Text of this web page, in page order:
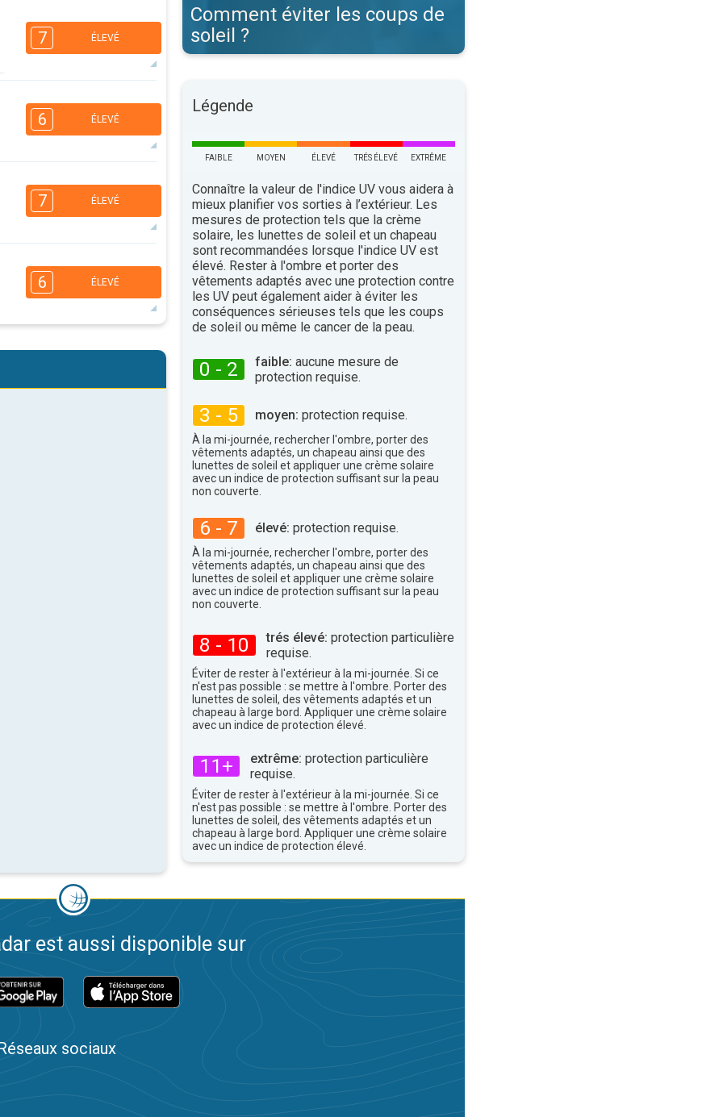
7 ÉLEVÉ
16:00
4
35°maxi
6 ÉLEVÉ
16:00
3
2
32°
7 ÉLEVÉ
16:00
4
34°maxi
6 ÉLEVÉ
2
Comment éviter les coups de
soleil ?
Légende
FAIBLE MOYEN ÉLEVÉ TRÉS ÉLEVÉ EXTRÊME
Connaître la valeur de l'indice UV vous aidera à
mieux planifier vos sorties à l’extérieur. Les
mesures de protection tels que la crème
solaire, les lunettes de soleil et un chapeau
sont recommandées lorsque l'indice UV est
élevé. Rester à l'ombre et porter des
vêtements adaptés avec une protection contre
les UV peut également aider à éviter les
conséquences sérieuses tels que les coups
de soleil ou même le cancer de la peau.
0 - 2 faible: aucune mesure de
protection requise.
3 - 5 moyen: protection requise.
À la mi-journée, rechercher l'ombre, porter des
vêtements adaptés, un chapeau ainsi que des
lunettes de soleil et appliquer une crème solaire
avec un indice de protection suffisant sur la peau
non couverte.
6 - 7 élevé: protection requise.
À la mi-journée, rechercher l'ombre, porter des
vêtements adaptés, un chapeau ainsi que des
lunettes de soleil et appliquer une crème solaire
avec un indice de protection suffisant sur la peau
non couverte.
8 - 10 trés élevé: protection particulière
requise.
Éviter de rester à l'extérieur à la mi-journée. Si ce
n'est pas possible : se mettre à l'ombre. Porter des
lunettes de soleil, des vêtements adaptés et un
chapeau à large bord. Appliquer une crème solaire
avec un indice de protection élevé.
11+ extrême: protection particulière
requise.
Éviter de rester à l'extérieur à la mi-journée. Si ce
n'est pas possible : se mettre à l'ombre. Porter des
lunettes de soleil, des vêtements adaptés et un
chapeau à large bord. Appliquer une crème solaire
avec un indice de protection élevé.
est aussi disponible sur
sociaux